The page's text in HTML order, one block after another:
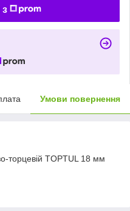
з
Умови повернення
торцевій TOPTUL 18 мм